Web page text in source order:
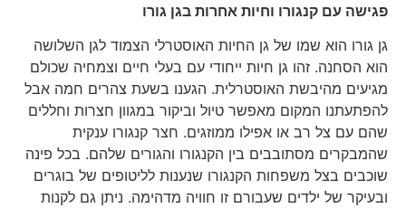
פגישה עם קנגורו וחיות אחרות בגן גורו
גן גורו הוא שמו של גן החיות האוסטרלי הצמוד לגן השלושה
הוא הסחנה. זהו גן חיות ייחודי עם בעלי חיים וצמחיה שכולם
מגיעים מהיבשת האוסטרלית. הגענו בשעת צהרים חמה אבל
להפתעתנו המקום מאפשר טיול וביקור במגוון חצרות וחללים
שהם עם צל רב או אפילו ממוזגים. חצר קנגורו ענקית
שהמבקרים מסתובבים בין הקנגורו והגורים שלהם. בכל פינה
שוכבים בצל משפחות הקנגורו שנענות לליטופים של בוגרים
ובעיקר של ילדים שעבורם זו חוויה מדהימה. ניתן גם לקנות